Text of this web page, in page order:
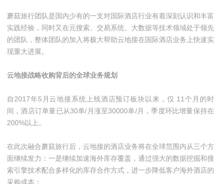
蘑菇旅行团队是国内少有的一支对国际酒店行业有着深刻认识和丰富
实践经验，同时又在元搜索、交易系统、大数据等技术领域处于领先
的团队，整体团队的加入将极大帮助云地接在国际酒店业务上快速实
现重大进展。
云地接战略收购背后的全球业务规划
自2017年5月云地接系统上线酒店预订板块以来，仅 11个月的时
间，酒店订单量已从30单/月涨至30000单/月，季度环比增量保持在
200%以上。
在此次融合蘑菇旅行后，云地接的酒店业务将在全球范围内从三个方
面继续发力：一是继续加速海外库存覆盖，通过强大的数据挖掘和搜
索引擎技术配合多样化的库存合作方式，进一步降低客户海外酒店的
采购成本；